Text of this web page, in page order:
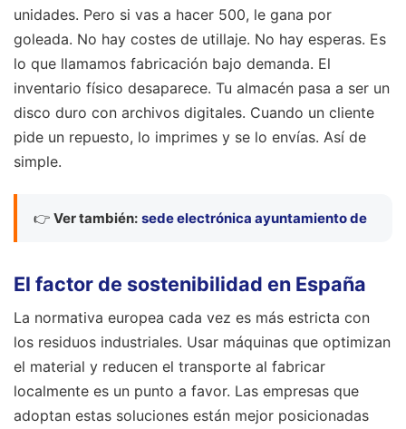
unidades. Pero si vas a hacer 500, le gana por
goleada. No hay costes de utillaje. No hay esperas. Es
lo que llamamos fabricación bajo demanda. El
inventario físico desaparece. Tu almacén pasa a ser un
disco duro con archivos digitales. Cuando un cliente
pide un repuesto, lo imprimes y se lo envías. Así de
simple.
👉 Ver también: sede electrónica ayuntamiento de
El factor de sostenibilidad en España
La normativa europea cada vez es más estricta con
los residuos industriales. Usar máquinas que optimizan
el material y reducen el transporte al fabricar
localmente es un punto a favor. Las empresas que
adoptan estas soluciones están mejor posicionadas